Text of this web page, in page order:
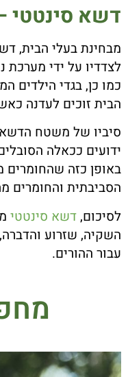
דשא סינטטי
מבחינת בעלי הבית,
לצדדיו על ידי
כמו כן, בגדי הילדים
הבית זוכים לעדנה
סיביו של משטח הדשא
ידועים ככאלה
באופן כזה
הסביבתית והחומרים
לסיכום,דשא סינטטי
השקיה, שזרוע
עבור ההורים.